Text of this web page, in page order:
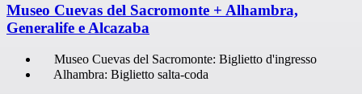
Museo Cuevas del Sacromonte + Alhambra,
Generalife e Alcazaba
Museo Cuevas del Sacromonte: Biglietto d'ingresso
Alhambra: Biglietto salta-coda